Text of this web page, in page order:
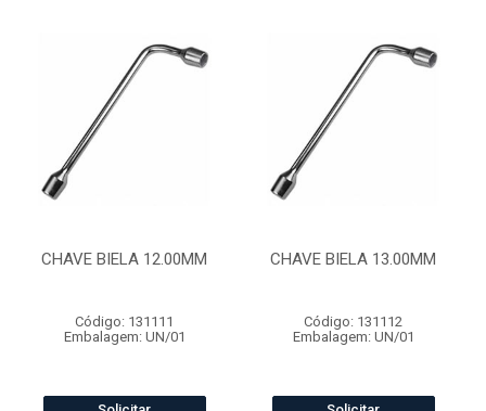
CHAVE BIELA 12.00MM
Código: 131111
Embalagem: UN/01
CHAVE BIELA 13.00MM
Código: 131112
Embalagem: UN/01